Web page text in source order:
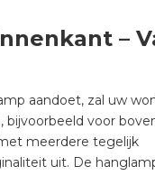
–
aandoet, zal uw
bijvoorbeeld voor
meerdere tegelijk
uit. De